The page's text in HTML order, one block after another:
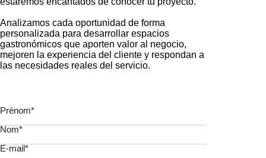
(Max. 120 caractères)
conformément aux directives énoncées dans la Politique
de Confidentialité. Politique de Confidentialité.